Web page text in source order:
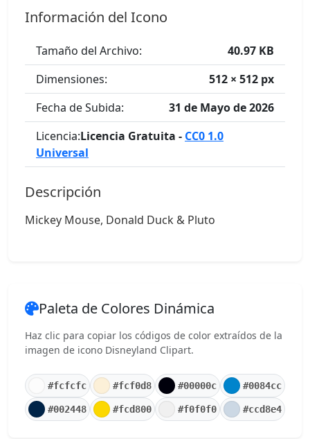
Información del Icono
Tamaño del Archivo:
40.97 KB
Dimensiones:
512 × 512 px
Fecha de Subida:
31 de Mayo de 2026
Licencia:Licencia Gratuita - CC0 1.0
Universal
Descripción
Mickey Mouse, Donald Duck & Pluto
Paleta de Colores Dinámica
Haz clic para copiar los códigos de color extraídos de la
imagen de icono Disneyland Clipart.
#fcfcfc #fcf0d8 #00000c #0084cc
#002448 #fcd800 #f0f0f0 #ccd8e4